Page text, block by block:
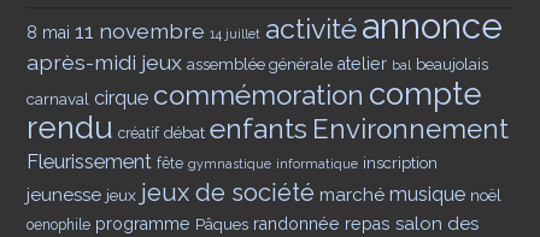
8 mai 11 novembre 14 juillet activitéannonce
après-midi jeux assemblée générale atelier bal beaujolais
carnaval cirque commémoration compte
rendu créatif débat enfants Environnement
Fleurissement fête gymnastique informatique inscription
jeunesse jeux jeux de société marché musique noël
oenophile programme Pâques randonnée repas salon des